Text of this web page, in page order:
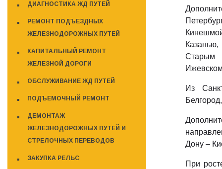
ДИАГНОСТИКА ЖД ПУТЕЙ
РЕМОНТ ПОДЪЕЗДНЫХ
ЖЕЛЕЗНОДОРОЖНЫХ ПУТЕЙ
КАПИТАЛЬНЫЙ РЕМОНТ
ЖЕЛЕЗНОЙ ДОРОГИ
ОБСЛУЖИВАНИЕ ЖД ПУТЕЙ
ПОДЪЕМОЧНЫЙ РЕМОНТ
ДЕМОНТАЖ
ЖЕЛЕЗНОДОРОЖНЫХ ПУТЕЙ И
СТРЕЛОЧНЫХ ПЕРЕВОДОВ
ЗАКУПКА РЕЛЬС
Старым
Из
Дону –
При